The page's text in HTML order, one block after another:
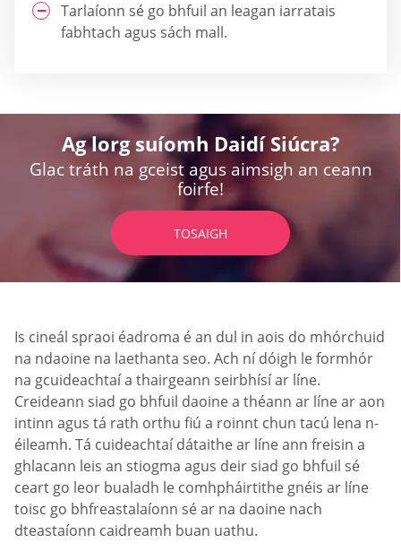
Tarlaíonn sé go bhfuil an leagan iarratais
fabhtach agus sách mall.
Ag lorg suíomh Daidí Siúcra?
Glac tráth na gceist agus aimsigh an ceann
foirfe!
TOSAIGH
Is cineál spraoi éadroma é an dul in aois do mhórchuid
na ndaoine na laethanta seo. Ach ní dóigh le formhór
na gcuideachtaí a thairgeann seirbhísí ar líne.
Creideann siad go bhfuil daoine a théann ar líne ar aon
intinn agus tá rath orthu fiú a roinnt chun tacú lena n-
éileamh. Tá cuideachtaí dátaithe ar líne ann freisin a
ghlacann leis an stiogma agus deir siad go bhfuil sé
ceart go leor bualadh le comhpháirtithe gnéis ar líne
toisc go bhfreastalaíonn sé ar na daoine nach
dteastaíonn caidreamh buan uathu.